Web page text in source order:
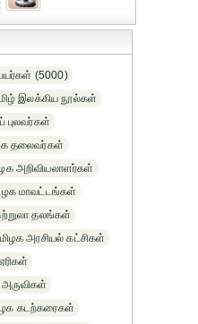
(5000)
இலக்கிய நூல்கள்
புலவர்கள்
தலைவர்கள்
அறிவியலாளர்கள்‎
மாவட்டங்கள்
தலங்கள்
அரசியல் கட்சிகள்
கடற்கரைகள்